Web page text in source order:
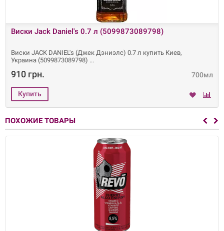
Виски Jack Daniel's 0.7 л (5099873089798)
Виски JACK DANIEL's (Джек Дэниэлс) 0.7 л купить Киев,
Украина (5099873089798)
700мл
910 грн.
ПОХОЖИЕ ТОВАРЫ